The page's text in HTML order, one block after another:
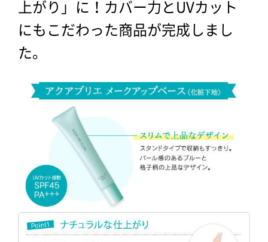
上がり」に！カバー力とUVカット
にもこだわった商品が完成しまし
た。